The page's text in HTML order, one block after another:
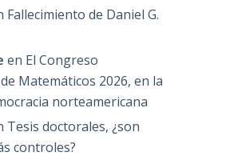
Fallecimiento de Daniel G.
en El Congreso
Matemáticos 2026, en la
norteamericana
Tesis doctorales, ¿son
controles?